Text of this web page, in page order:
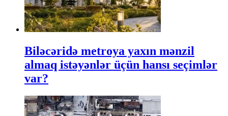
Biləcəridə metroya yaxın mənzil
almaq istəyənlər üçün hansı seçimlər
var?